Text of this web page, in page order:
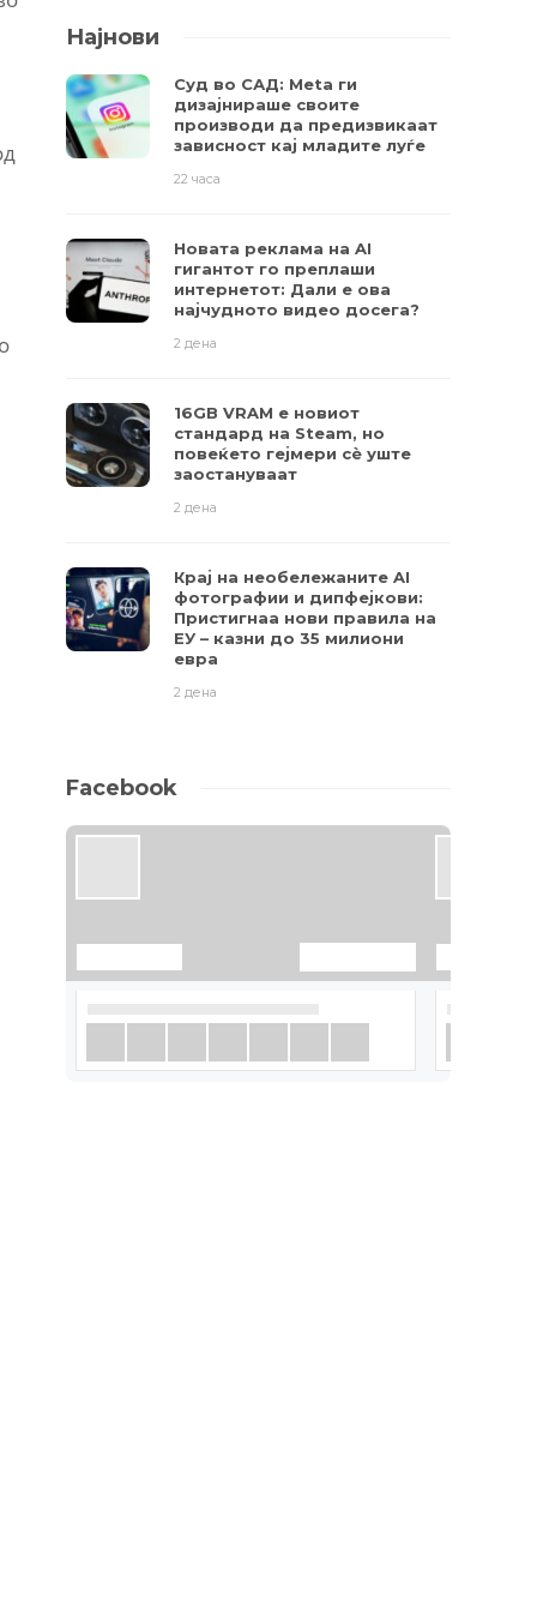
Најнови
Суд во САД: Meta ги
дизајнираше своите
производи да предизвикаат
зависност кај младите луѓе
22 часа
Новата реклама на AI
гигантот го преплаши
интернетот: Дали е ова
најчудното видео досега?
2 дена
16GB VRAM е новиот
стандард на Steam, но
повеќето гејмери ​​сè уште
заостануваат
2 дена
Крај на необележаните AI
фотографии и дипфејкови:
Пристигнаа нови правила на
ЕУ – казни до 35 милиони
евра
2 дена
Facebook